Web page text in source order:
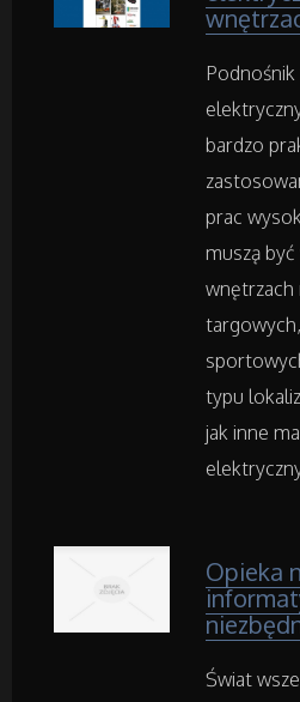
Inne
Maszyny
Maszyny
Narzędzia
Przemysł
Części
Usługi
bardzo
prac
muszą
wnętrzach
typu
jak inne
Opieka
Świat